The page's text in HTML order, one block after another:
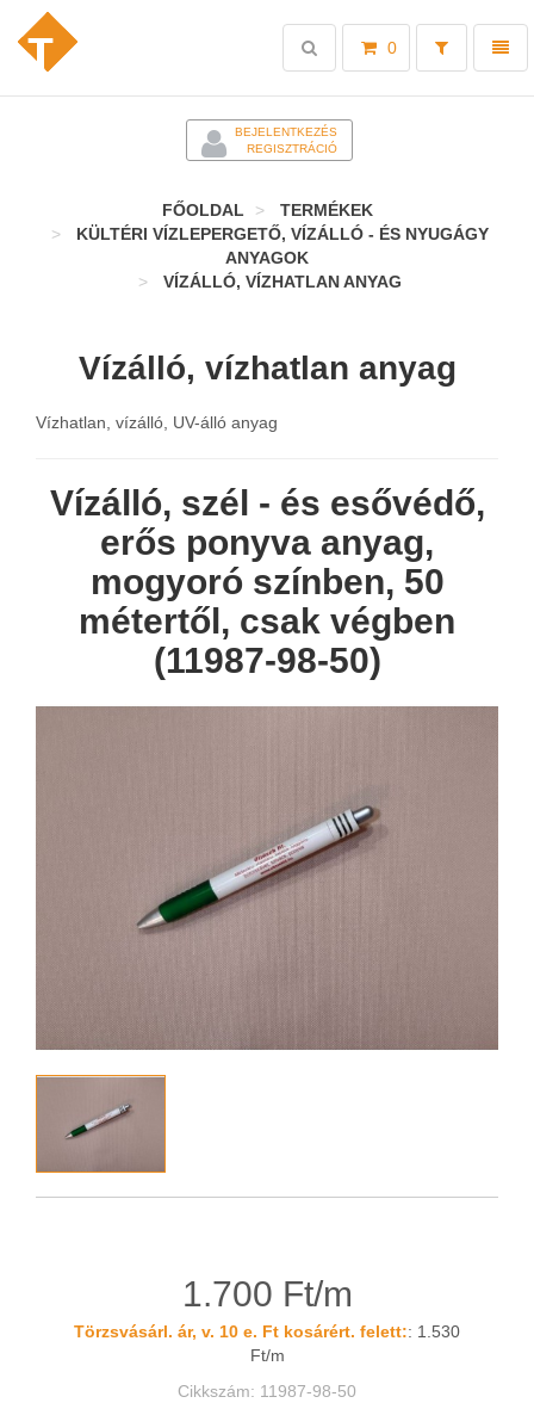
Toggle
0
Toggle
search
BEJELENTKEZÉS
REGISZTRÁCIÓ
FŐOLDAL
TERMÉKEK
KÜLTÉRI VÍZLEPERGETŐ, VÍZÁLLÓ - ÉS NYUGÁGY
ANYAGOK
VÍZÁLLÓ, VÍZHATLAN ANYAG
Vízálló, vízhatlan anyag
Vízhatlan, vízálló, UV-álló anyag
Vízálló, szél - és esővédő,
erős ponyva anyag,
mogyoró színben, 50
métertől, csak végben
(11987-98-50)
1.700 Ft/m
Törzsvásárl. ár, v. 10 e. Ft kosárért. felett:: 1.530
Ft/m
Cikkszám: 11987-98-50